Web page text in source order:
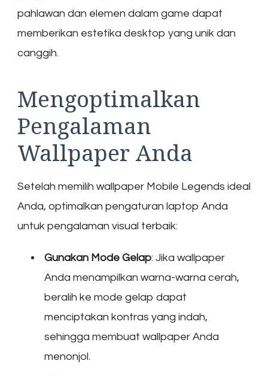
pahlawan dan elemen dalam game dapat
memberikan estetika desktop yang unik dan
canggih.
Mengoptimalkan
Pengalaman
Wallpaper Anda
Setelah memilih wallpaper Mobile Legends ideal
Anda, optimalkan pengaturan laptop Anda
untuk pengalaman visual terbaik:
Gunakan Mode Gelap: Jika wallpaper
Anda menampilkan warna-warna cerah,
beralih ke mode gelap dapat
menciptakan kontras yang indah,
sehingga membuat wallpaper Anda
menonjol.